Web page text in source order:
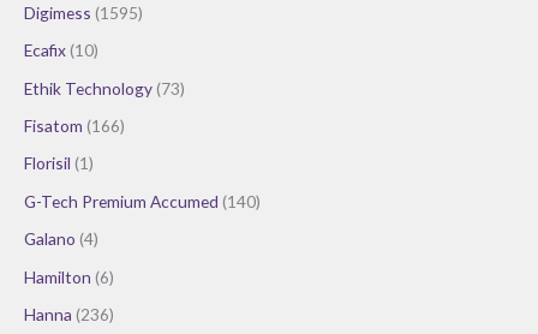
Digimess (1595)
Ecafix (10)
Ethik Technology (73)
Fisatom (166)
Florisil (1)
G-Tech Premium Accumed (140)
Galano (4)
Hamilton (6)
Hanna (236)